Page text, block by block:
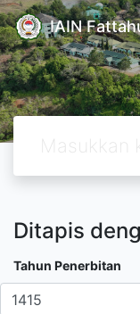
IAIN
Ditapis
Tahun Penerbitan